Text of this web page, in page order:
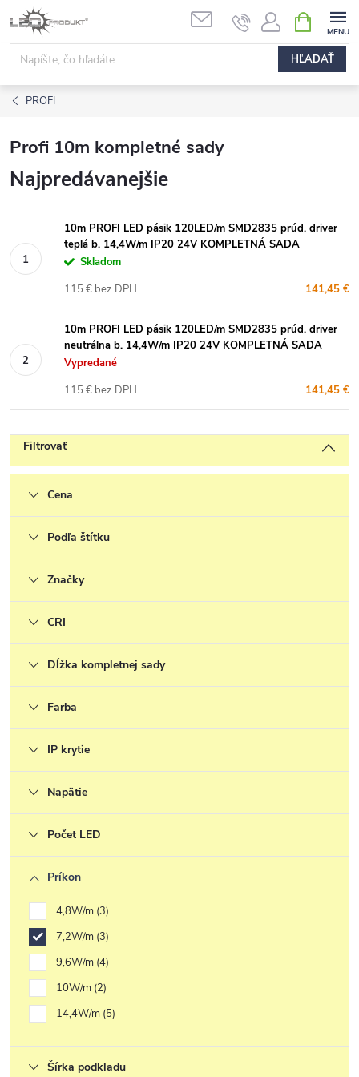
Prejsť
na
obsah
HĽADAŤ
KOŠÍK
PROFI
Profi 10m kompletné sady
Najpredávanejšie
10m PROFI LED pásik 120LED/m SMD2835 prúd. driver
teplá b. 14,4W/m IP20 24V KOMPLETNÁ SADA
Skladom
141,45 €
115 € bez DPH
10m PROFI LED pásik 120LED/m SMD2835 prúd. driver
neutrálna b. 14,4W/m IP20 24V KOMPLETNÁ SADA
Vypredané
141,45 €
115 € bez DPH
Filtrovať
Cena
Podľa štítku
Značky
CRI
Dĺžka kompletnej sady
Farba
IP krytie
Napätie
Počet LED
Príkon
4,8W/m 3
7,2W/m 3
9,6W/m 4
10W/m 2
14,4W/m 5
Šírka podkladu